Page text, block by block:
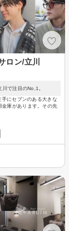
ロン/立川
で注目のNo,1。
にセブンのある大きな
庫があります。その先